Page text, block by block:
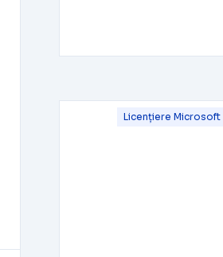
Licențiere Microsoft